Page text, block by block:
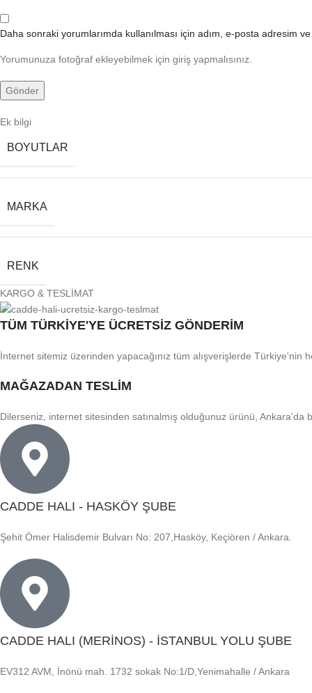
Daha sonraki yorumlarımda kullanılması için adım, e-posta adresim
Yorumunuza fotoğraf ekleyebilmek için giriş yapmalısınız.
Ek bilgi
BOYUTLAR
MARKA
RENK
KARGO & TESLİMAT
TÜM TÜRKİYE'YE ÜCRETSİZ GÖNDERİM
İnternet sitemiz üzerinden yapacağınız tüm alışverişlerde Türkiye'nin
MAĞAZADAN TESLİM
Dilerseniz, internet sitesinden satınalmış olduğunuz ürünü, Ankara'da
CADDE HALI - HASKÖY ŞUBE
Şehit Ömer Halisdemir Bulvarı No: 207,Hasköy, Keçiören / Ankara.
CADDE HALI (MERİNOS) - İSTANBUL YOLU ŞUBE
EV312 AVM, İnönü mah. 1732 sokak No:1/D,Yenimahalle / Ankara